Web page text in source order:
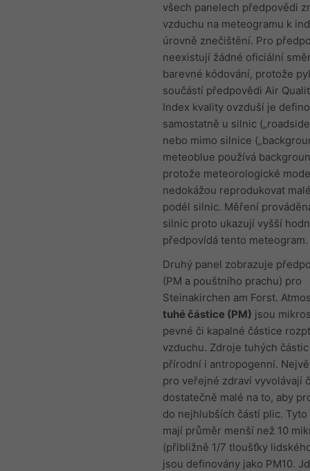
všech panelech předpovědi
vzduchu na meteogramu k
úrovně znečištění. Pro
neexistují žádné oficiální
barevné kódování, protože
součástí předpovědi Air
Index kvality ovzduší je
samostatně u silnic
nebo mimo silnice
meteoblue používá
protože meteorologické
nedokážou reprodukovat
podél silnic. Měření
silnic proto ukazují vyšší
předpovídá tento meteogram.
Druhý panel zobrazuje
(PM a pouštního prachu) pro
Steinakirchen am Forst.
tuhé částice (PM) jsou
pevné či kapalné částice
vzduchu. Zdroje tuhých
přírodní i antropogenní.
pro veřejné zdraví vyvolávají
dostatečně malé na to, aby
do nejhlubších částí plic. Tyto
mají průměr menší než 10
(přibližně 1/7 tloušťky
jsou definovány jako PM10.